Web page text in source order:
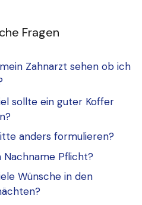
Fragen
Zahnarzt sehen ob ich
sollte ein guter Koffer
anders formulieren?
Nachname Pflicht?
Wünsche in den